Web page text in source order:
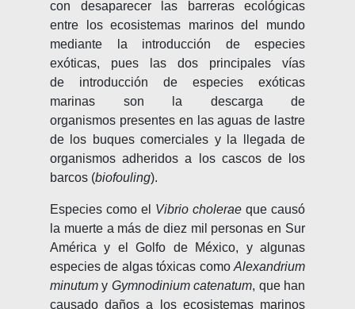
con desaparecer las barreras ecológicas
entre los ecosistemas marinos del mundo
mediante la introducción de especies
exóticas, pues las dos principales vías
de introducción de especies exóticas
marinas son la descarga de
organismos presentes en las aguas de lastre
de los buques comerciales y la llegada de
organismos adheridos a los cascos de los
barcos (biofouling).
Especies como el Vibrio cholerae que causó
la muerte a más de diez mil personas en Sur
América y el Golfo de México, y algunas
especies de algas tóxicas como Alexandrium
minutum y Gymnodinium catenatum, que han
causado daños a los ecosistemas marinos